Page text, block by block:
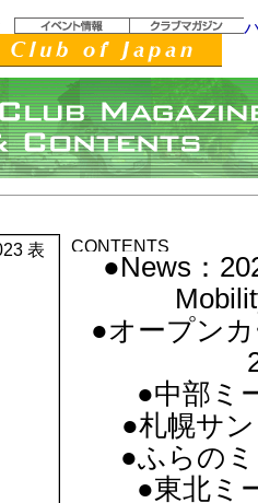
●News：
●オープン
●中部ミ
●札幌サ
●ふらの
●東北ミ